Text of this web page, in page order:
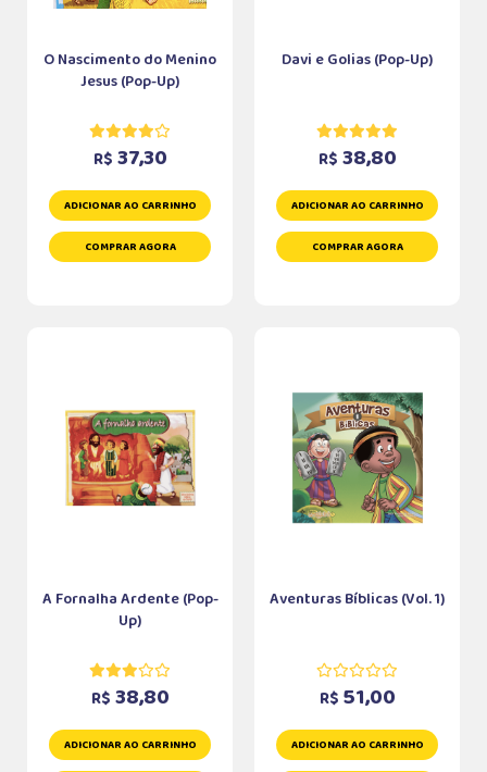
O Nascimento do Menino
Jesus (Pop-Up)
R$ 37,30
ADICIONAR AO CARRINHO
COMPRAR AGORA
Davi e Golias (Pop-Up)
R$ 38,80
ADICIONAR AO CARRINHO
COMPRAR AGORA
A Fornalha Ardente (Pop-
Up)
R$ 38,80
ADICIONAR AO CARRINHO
Aventuras Bíblicas (Vol. 1)
R$ 51,00
ADICIONAR AO CARRINHO